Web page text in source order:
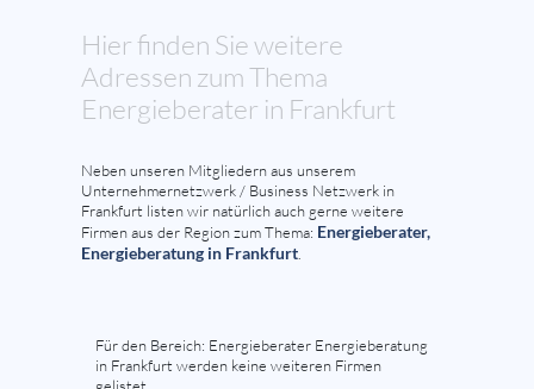
Hier finden Sie weitere
Adressen zum Thema
Energieberater in Frankfurt
Neben unseren Mitgliedern aus unserem
Unternehmernetzwerk / Business Netzwerk in
Frankfurt listen wir natürlich auch gerne weitere
Firmen aus der Region zum Thema: Energieberater,
Energieberatung in Frankfurt.
Für den Bereich: Energieberater Energieberatung
in Frankfurt werden keine weiteren Firmen